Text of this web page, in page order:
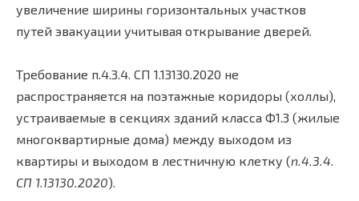
увеличение ширины горизонтальных участков
путей эвакуации учитывая открывание дверей.
Требование п.4.3.4. СП 1.13130.2020 не
распространяется на поэтажные коридоры (холлы),
устраиваемые в секциях зданий класса Ф1.3 (жилые
многоквартирные дома) между выходом из
квартиры и выходом в лестничную клетку (п.4.3.4.
СП 1.13130.2020).